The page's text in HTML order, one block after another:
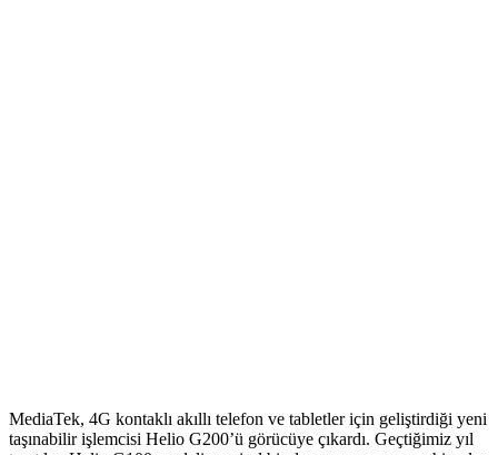
MediaTek, 4G kontaklı akıllı telefon ve tabletler için geliştirdiği yeni
taşınabilir işlemcisi Helio G200’ü görücüye çıkardı. Geçtiğimiz yıl